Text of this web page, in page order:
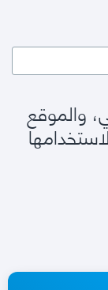
والموقع